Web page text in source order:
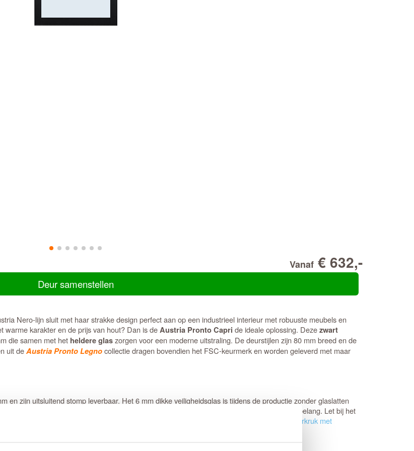
Vanaf € 632,-
Deur samenstellen
Nero-lijn sluit met haar strakke design perfect aan op een industrieel interieur met robuuste meubels en
warme karakter en de prijs van hout? Dan is deAustria Pronto Capri de ideale oplossing. Dezezwart
die samen met het heldere glaszorgen voor een moderne uitstraling. De deurstijlen zijn 80 mm breed en de
uit deAustria Pronto Legnocollectie dragen bovendien het FSC-keurmerk en worden geleverd met maar
en zijn uitsluitend stomp leverbaar. Het 6 mm dikke veiligheidsglas is tijdens de productie zonder glaslatten
de deur al is voorzien van scharnierinkrozingen, is de
bij bestelling van belang. Let bij het
smalslot en een deurkruk met
compleet te maken? Dan is de